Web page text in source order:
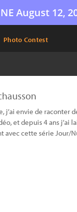
August 12,
Photo Contest
j’ai envie de raconter
et depuis 4 ans
avec cette série